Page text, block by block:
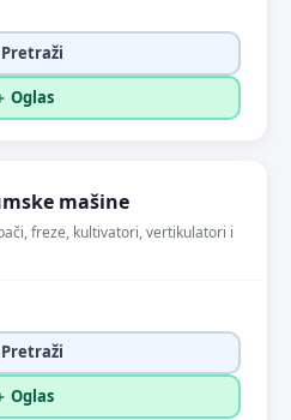
Pretraži
Oglas
mašine
freze, kultivatori, vertikulatori i
Pretraži
Oglas